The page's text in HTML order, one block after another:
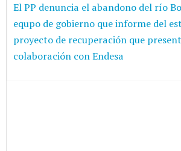
El PP denuncia el abandono del río
equpo de gobierno que informe del
proyecto de recuperación que
colaboración con Endesa